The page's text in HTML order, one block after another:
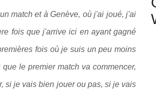
match et à Genève, où j'ai joué, j'ai
fois que j'arrive ici en ayant gagné
fois où je suis un peu moins
le premier match va commencer,
si je vais bien jouer ou pas, si je vais